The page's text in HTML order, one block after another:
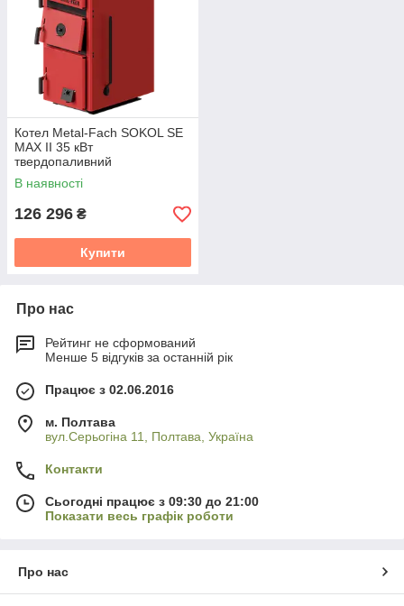
Котел Metal-Fach SOKOL SE
MAX II 35 кВт
твердопаливний
В наявності
126 296 ₴
Купити
Про нас
Рейтинг не сформований
Менше 5 відгуків за останній рік
Працює з 02.06.2016
м. Полтава
вул.Серьогіна 11, Полтава, Україна
Контакти
Сьогодні працює з 09:30 до 21:00
Показати весь графік роботи
Про нас